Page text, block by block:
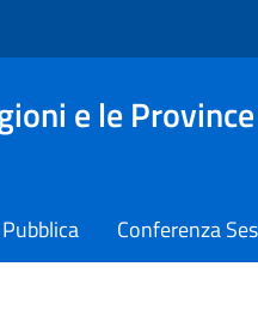
e le Province
Conferenza